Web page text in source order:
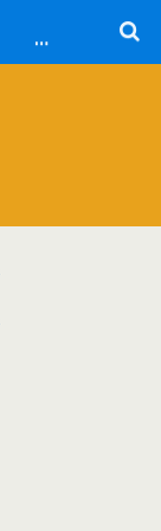
亀山市立関小学校 全校で「そろえる」取組